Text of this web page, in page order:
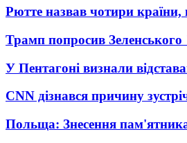
Рютте назвав чотири
Трамп попросив
У Пентагоні визнали
CNN дізнався причину
Польща: Знесення